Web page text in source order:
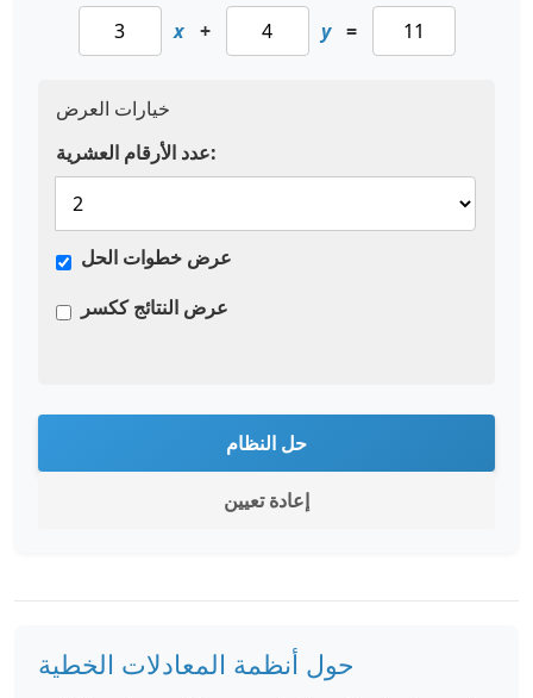
x
+ y =
خيارات العرض
عدد الأرقام العشرية:
عرض خطوات الحل
عرض النتائج ككسر
حل النظام
إعادة تعيين
حول أنظمة المعادلات الخطية